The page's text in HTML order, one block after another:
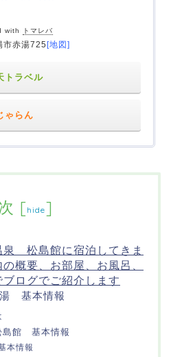
with トマレバ
市赤湯725 [地図]
トラベル
ゃらん
[hide]
松島館に宿泊してきま
概要、お部屋、お風呂、
ログでご紹介します
基本情報
館 基本情報
本情報